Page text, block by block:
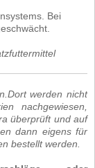
Bei
Dort werden nicht
nachgewiesen,
überprüft und auf
dann eigens für
bestellt werden.